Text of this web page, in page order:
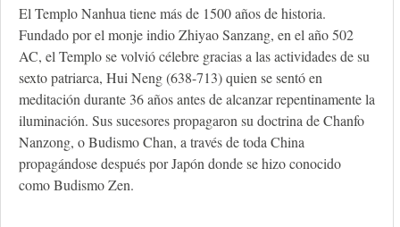
El Templo Nanhua tiene más de 1500 años de historia.
Fundado por el monje indio Zhiyao Sanzang, en el año 502
AC, el Templo se volvió célebre gracias a las actividades de su
sexto patriarca, Hui Neng (638-713) quien se sentó en
meditación durante 36 años antes de alcanzar repentinamente la
iluminación. Sus sucesores propagaron su doctrina de Chanfo
Nanzong, o Budismo Chan, a través de toda China
propagándose después por Japón donde se hizo conocido
como Budismo Zen.